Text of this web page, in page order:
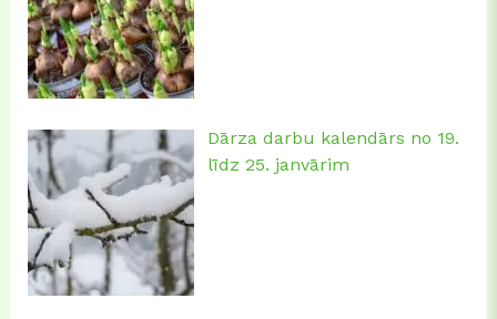
Dārza darbu kalendārs no 19.
līdz 25. janvārim